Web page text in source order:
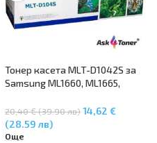
Тонер касета MLT-D1042S за
Samsung ML1660, ML1665,
Samsung SCX-3200, SCX-3205
20,40 € (39.90 лв)14,62 €
(28.59 лв)
Още